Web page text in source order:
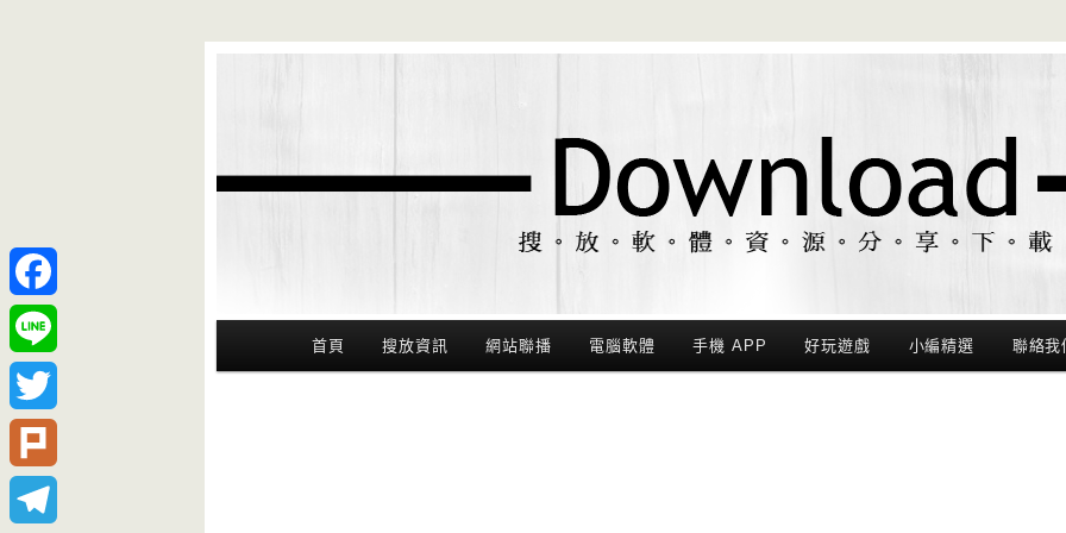
Main Menu
首頁 搜放資訊 網站聯播 電腦軟體 手機 APP 好玩遊戲 小編精選 聯絡我
Facebook
Line
Twitter
Plurk